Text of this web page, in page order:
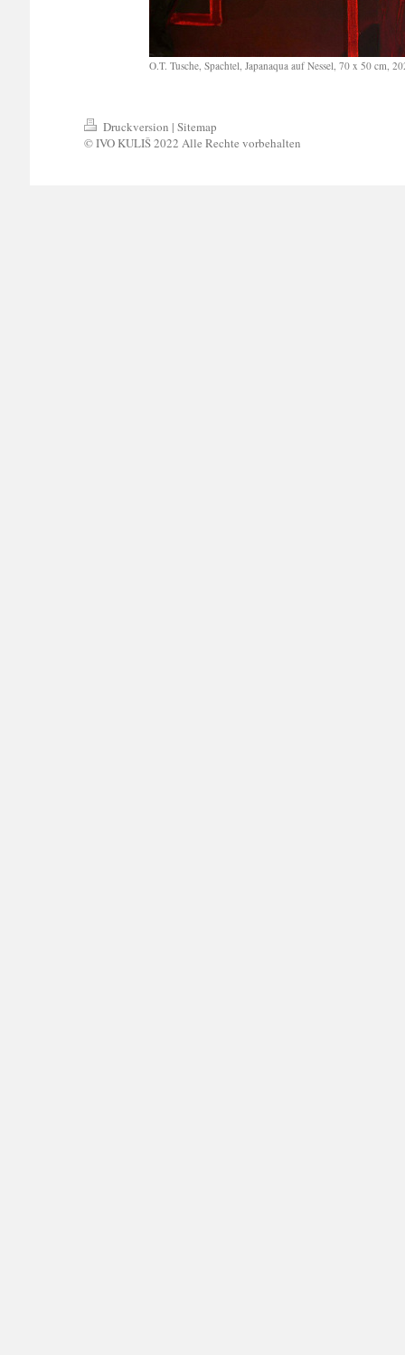
O.T. Tusche, Spachtel, Japanaqua auf Nessel, 70 x 50 cm,
Druckversion | Sitemap
© IVO KULIŠ 2022 Alle Rechte vorbehalten